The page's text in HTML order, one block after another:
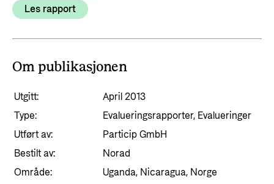
Les rapport
Om publikasjonen
Utgitt:
April 2013
Type:
Evalueringsrapporter, Evalueringer
Utført av:
Particip GmbH
Bestilt av:
Norad
Område:
Uganda, Nicaragua, Norge